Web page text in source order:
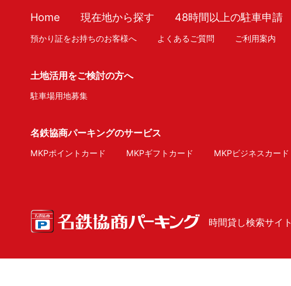
Home 現在地から探す 48時間以上の駐車申請
預かり証をお持ちのお客様へ よくあるご質問 ご利用案内
土地活用をご検討の方へ
駐車場用地募集
名鉄協商パーキングのサービス
MKPポイントカード MKPギフトカード MKPビジネスカード
時間貸し検索サイト